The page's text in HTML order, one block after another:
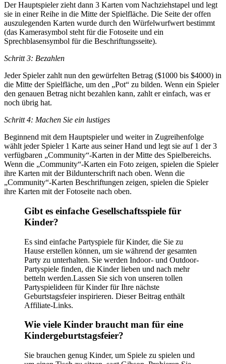
Der Hauptspieler zieht dann 3 Karten vom Nachziehstapel und legt
sie in einer Reihe in die Mitte der Spielfläche. Die Seite der offen
auszulegenden Karten wurde durch den Würfelwurfwert bestimmt
(das Kamerasymbol steht für die Fotoseite und ein
Sprechblasensymbol für die Beschriftungsseite).
Schritt 3: Bezahlen
Jeder Spieler zahlt nun den gewürfelten Betrag ($1000 bis $4000) in
die Mitte der Spielfläche, um den „Pot“ zu bilden. Wenn ein Spieler
den genauen Betrag nicht bezahlen kann, zahlt er einfach, was er
noch übrig hat.
Schritt 4: Machen Sie ein lustiges
Beginnend mit dem Hauptspieler und weiter in Zugreihenfolge
wählt jeder Spieler 1 Karte aus seiner Hand und legt sie auf 1 der 3
verfügbaren „Community“-Karten in der Mitte des Spielbereichs.
Wenn die „Community“-Karten ein Foto zeigen, spielen die Spieler
ihre Karten mit der Bildunterschrift nach oben. Wenn die
„Community“-Karten Beschriftungen zeigen, spielen die Spieler
ihre Karten mit der Fotoseite nach oben.
Gibt es einfache Gesellschaftsspiele für
Kinder?
Es sind einfache Partyspiele für Kinder, die Sie zu
Hause erstellen können, um sie während der gesamten
Party zu unterhalten. Sie werden Indoor- und Outdoor-
Partyspiele finden, die Kinder lieben und nach mehr
betteln werden.Lassen Sie sich von unseren tollen
Partyspielideen für Kinder für Ihre nächste
Geburtstagsfeier inspirieren. Dieser Beitrag enthält
Affiliate-Links.
Wie viele Kinder braucht man für eine
Kindergeburtstagsfeier?
Sie brauchen genug Kinder, um Spiele zu spielen und